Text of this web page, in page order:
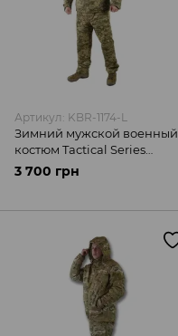
Артикул: KBR-1174-L
Зимний мужской военный
костюм Tactical Series
Пиксель Kiborg
3 700 грн